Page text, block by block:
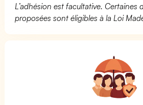
L’adhésion est facultative. Certaines
proposées sont éligibles à la Loi